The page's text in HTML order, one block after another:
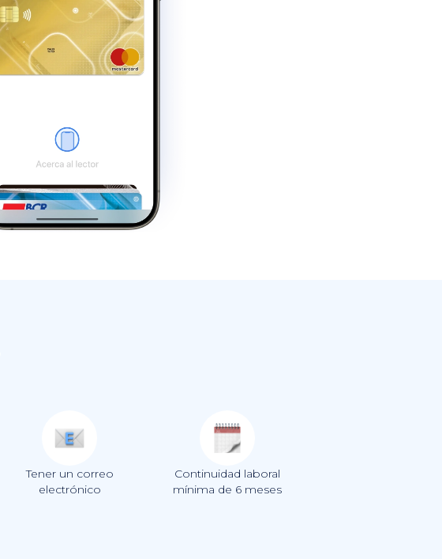
Tener un correo
electrónico
Continuidad laboral
mínima de 6 meses